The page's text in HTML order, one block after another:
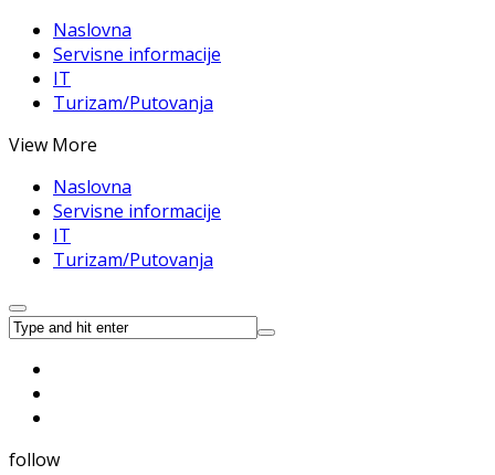
Naslovna
Servisne informacije
IT
Turizam/Putovanja
View More
Naslovna
Servisne informacije
IT
Turizam/Putovanja
follow